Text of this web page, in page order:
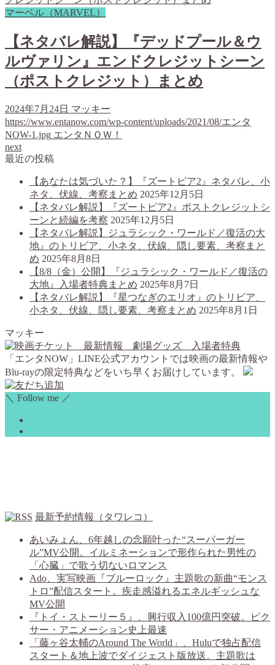
マーベル（MARVEL）
【ネタバレ解説】『デッドプール＆ウ
ルヴァリン』エンドクレジットシーン
（ポストクレジット）まとめ
2024年7月24日 マッキー
https://www.entanow.com/wp-content/uploads/2021/08/エンタ
NOW-1.jpg エンタＮＯＷ！
next
最近の投稿
【あなたは気づいた？】『ズートピア2』ネタバレ、小
ネタ、伏線、考察まとめ 2025年12月5日
【ネタバレ解説】『ズートピア2』ポストクレジットシ
ーンと続編を考察 2025年12月5日
【ネタバレ解説】ジュラシック・ワールド／復活の大
地』のトリビア、小ネタ、伏線、隠し要素、考察まと
め 2025年8月8日
【8/8（金）公開】『ジュラシック・ワールド／復活の
大地』入場者特典まとめ 2025年8月7日
【ネタバレ解説】『星つなぎのエリオ』のトリビア、
小ネタ、伏線、隠し要素、考察まとめ 2025年8月1日
マッキー
「エンタNOW」LINE公式アカウントでは映画の最新情報や
Blu-rayの限定特典などをいち早くお届けしています。
＼ Follow me ／
最新予約情報（タワレコ）
あいみょん、6年越しの念願叶った“スーパーガー
ル”MV公開。イルミネーションで形作られた男性の
「心臓」で歌う切ないロマンス
Ado、実写映画『ブルーロック』主題歌の新曲“モンス
トロ”配信スタート。疾走感溢れるエネルギッシュな
MV公開
『トイ・ストーリー５』、興行収入100億円突破。ピク
サー・アニメーション史上最速
「藤ヶ谷太輔のAround The World」、Huluで独占配信
スタート＆地上波でダイジェスト版放送。主題歌は